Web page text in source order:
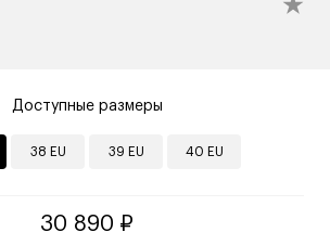
Доступные размеры
38 EU 39 EU 40 EU
30 890 ₽